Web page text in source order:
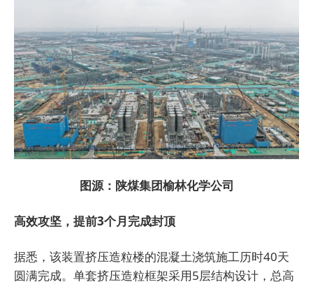
图源：陕煤集团榆林化学公司
高效攻坚，提前3个月完成封顶
据悉，该装置挤压造粒楼的混凝土浇筑施工历时40天
圆满完成。单套挤压造粒框架采用5层结构设计，总高